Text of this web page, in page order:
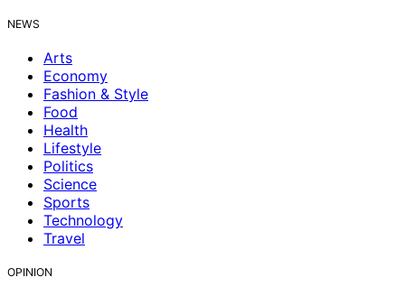
NEWS
Arts
Economy
Fashion & Style
Food
Health
Lifestyle
Politics
Science
Sports
Technology
Travel
OPINION